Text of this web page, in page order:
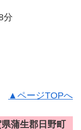
分
▲ページTOPへ
蒲生郡日野町